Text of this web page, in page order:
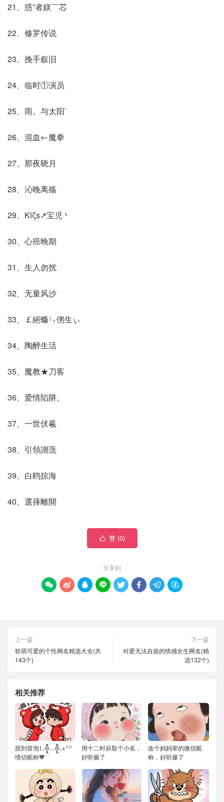
21、惑”者媄￣芯
22、修罗传说
23、挽手叙旧
24、临时①演员
25、雨。与太阳`
26、混血←魔拳
27、那夜晓月
28、沁晚离殇
29、Κīζs↗宝児丶
30、心癌晚期
31、生人勿扰
32、无量风沙
33、￡絕蝂ㄣ侽生ぃ
34、陶醉生活
35、魔教★刀客
36、爱情陷阱。
37、一世伏羲
38、引領謿蓅
39、白鸥掠海
40、選萚離開
 赞 (0)
分享到
       
上一篇
软萌可爱的个性网名精选大全(共
143个)
下一篇
对爱无法自拔的情感女生网名(精
选132个)
相关推荐
甜到冒泡⌇⸝ဗီူ⸜⸝ဗီူ⸜⋆꙳⁾⁾
情侣昵称🧡ᐝ
用十二时辰取个小名，
好听极了
改个妈妈辈的微信昵
称，好听爆了